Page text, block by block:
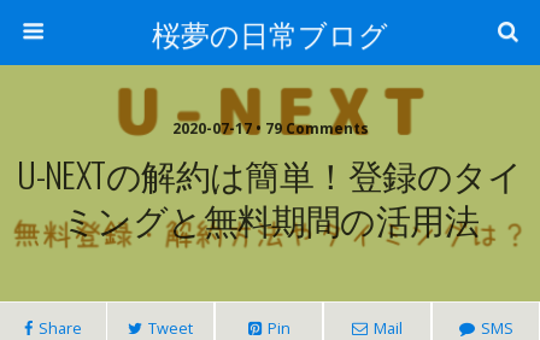
桜夢の日常ブログ
2020-07-17 • 79 Comments
U-NEXTの解約は簡単！登録のタイ
ミングと無料期間の活用法
Share Tweet Pin Mail SMS